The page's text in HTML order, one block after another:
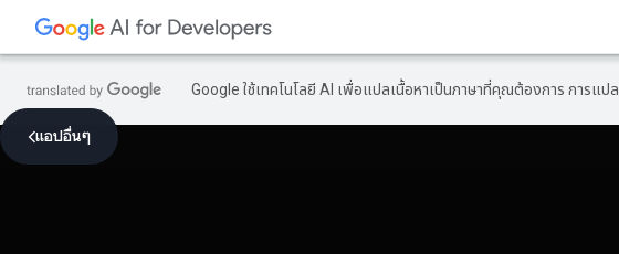
Google ใช้เทคโนโลยี AI เพื่อแปลเนื้อหาเป็นภาษาที่คุณต้องการ การแป
แอปอื่นๆ